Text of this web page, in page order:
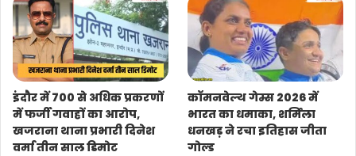
इंदौर में 700 से अधिक प्रकरणों
में फर्जी गवाहों का आरोप,
खजराना थाना प्रभारी दिनेश
वर्मा तीन साल डिमोट
कॉमनवेल्थ गेम्स 2026 में
भारत का धमाका, शर्मिला
धनखड़ ने रचा इतिहास जीता
गोल्ड